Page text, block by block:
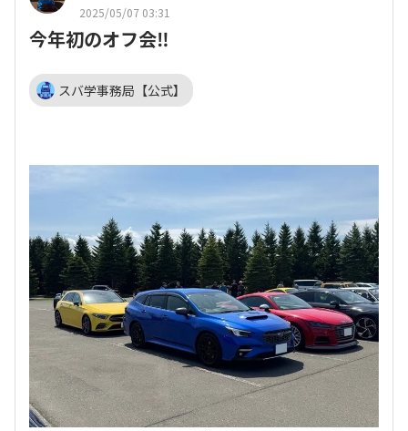
2025/05/07 03:31
今年初のオフ会‼️
スバ学事務局【公式】